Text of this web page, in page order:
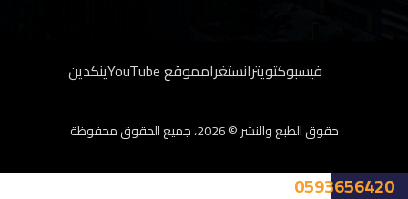
فيسبوكتويترانستغرامموقع YouTube ينكدين
حقوق الطبع والنشر © 2026، جميع الحقوق محفوظة
0593656420